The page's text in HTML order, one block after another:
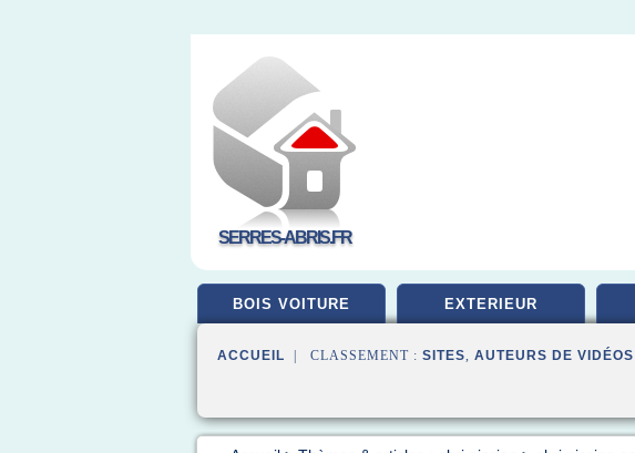
SERRES-ABRIS.FR
BOIS VOITURE EXTERIEUR
ACCUEIL | CLASSEMENT : SITES, AUTEURS DE VIDÉOS